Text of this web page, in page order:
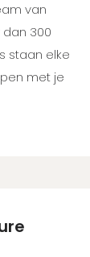
van
300
staan elke
met je